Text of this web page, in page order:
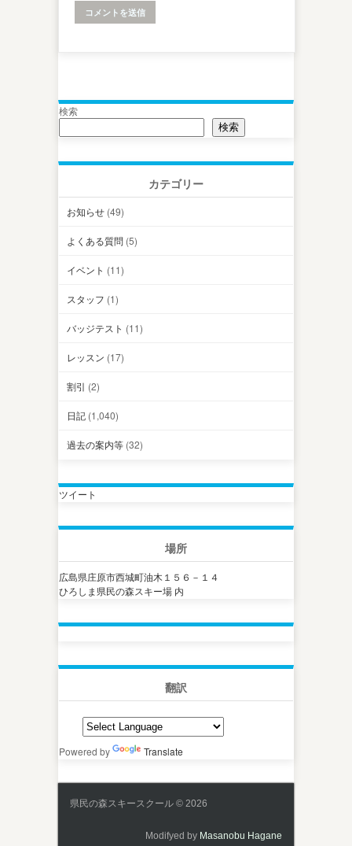
検索
検索
カテゴリー
お知らせ (49)
よくある質問 (5)
イベント (11)
スタッフ (1)
バッジテスト (11)
レッスン (17)
割引 (2)
日記 (1,040)
過去の案内等 (32)
ツイート
場所
広島県庄原市西城町油木１５６－１４
ひろしま県民の森スキー場 内
翻訳
Powered by Translate
県民の森スキースクール © 2026
Modifyed by Masanobu Hagane